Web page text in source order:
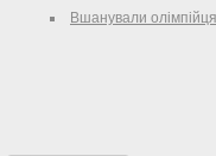
напрямом Державна
Вшанували олімпійця